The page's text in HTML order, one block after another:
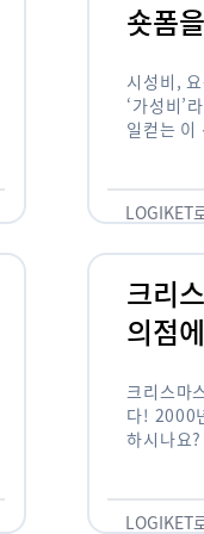
숏폼
시성비,
‘가성비’
일컫는 이
LOGIKET
크리
의점
크리스마
다! 2000
하시나요
LOGIKET